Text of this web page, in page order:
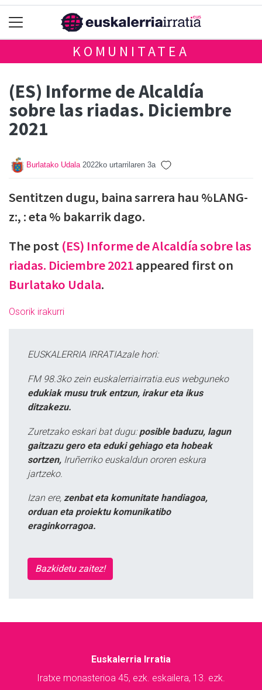
KOMUNITATEA
(ES) Informe de Alcaldía
sobre las riadas. Diciembre
2021
Burlatako Udala 2022ko urtarrilaren 3a
Sentitzen dugu, baina sarrera hau %LANG-
z:, : eta % bakarrik dago.
The post (ES) Informe de Alcaldía sobre las
riadas. Diciembre 2021appeared first on
Burlatako Udala.
Osorik irakurri
EUSKALERRIA IRRATIAzale hori:
FM 98.3ko zein euskalerriairratia.eus webguneko
edukiak musu truk entzun, irakur eta ikus
ditzakezu.
Zuretzako eskari bat dugu: posible baduzu, lagun
gaitzazu gero eta eduki gehiago eta hobeak
sortzen, Iruñerriko euskaldun ororen eskura
jartzeko.
Izan ere, zenbat eta komunitate handiagoa,
orduan eta proiektu komunikatibo
eraginkorragoa.
Bazkidetu zaitez!
Euskalerria Irratia
Iratxe monasterioa 45, ezk. eskailera, 13. ezk.